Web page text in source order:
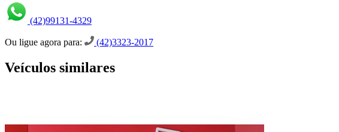
(42)99131-4329
Ou ligue agora para: (42)3323-2017
Veículos similares